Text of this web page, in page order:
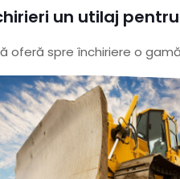
un utilaj
oferă spre închiriere o